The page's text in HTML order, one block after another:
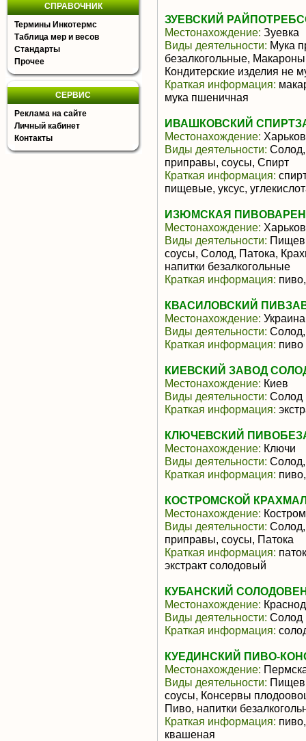
СПРАВОЧНИК
Термины Инкотермс
Таблица мер и весов
Стандарты
Прочее
СЕРВИС
Реклама на сайте
Личный кабинет
Контакты
ЗУЕВСКИЙ
Местонахождение: Зуевка
Виды деятельности: Мука
безалкогольные,
Кондитерские изделия не
Краткая информация:
мука пшеничная
ИВАШКОВСКИЙ
Местонахождение:
Виды деятельности:
приправы, соусы, Спирт
Краткая информация:
пищевые, уксус,
ИЗЮМСКАЯ
Местонахождение:
Виды деятельности:
соусы, Солод, Патока,
напитки безалкогольные
Краткая информация:
КВАСИЛОВСКИЙ
Местонахождение: Украина
Виды деятельности: Солод,
Краткая информация: пиво
КИЕВСКИЙ ЗАВОД
Местонахождение: Киев
Виды деятельности: Солод
Краткая информация:
КЛЮЧЕВСКИЙ
Местонахождение: Ключи
Виды деятельности: Солод,
Краткая информация:
КОСТРОМСКОЙ
Местонахождение:
Виды деятельности:
приправы, соусы, Патока
Краткая информация:
экстракт солодовый
КУБАНСКИЙ
Местонахождение:
Виды деятельности: Солод
Краткая информация:
КУЕДИНСКИЙ ПИВО-
Местонахождение:
Виды деятельности:
соусы, Консервы
Пиво, напитки
Краткая информация:
квашеная